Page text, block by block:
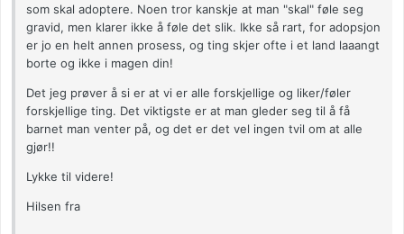
som skal adoptere. Noen tror kanskje at man "skal" føle seg
gravid, men klarer ikke å føle det slik. Ikke så rart, for adopsjon
er jo en helt annen prosess, og ting skjer ofte i et land laaangt
borte og ikke i magen din!
Det jeg prøver å si er at vi er alle forskjellige og liker/føler
forskjellige ting. Det viktigste er at man gleder seg til å få
barnet man venter på, og det er det vel ingen tvil om at alle
gjør!!
Lykke til videre!
Hilsen fra